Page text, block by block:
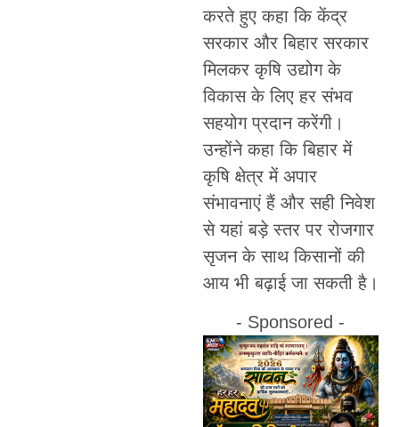
करते हुए कहा कि केंद्र
सरकार और बिहार सरकार
मिलकर कृषि उद्योग के
विकास के लिए हर संभव
सहयोग प्रदान करेंगी।
उन्होंने कहा कि बिहार में
कृषि क्षेत्र में अपार
संभावनाएं हैं और सही निवेश
से यहां बड़े स्तर पर रोजगार
सृजन के साथ किसानों की
आय भी बढ़ाई जा सकती है।
- Sponsored -